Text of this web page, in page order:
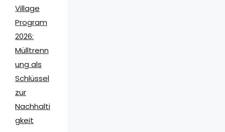
Village
Program
2026:
Mülltrenn
ung als
Schlüssel
zur
Nachhalti
gkeit